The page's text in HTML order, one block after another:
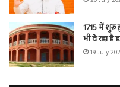
1715 में शुरू
भी दे रहा है
19 July